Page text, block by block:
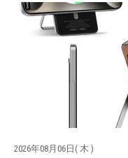
2026年08月06日( 木 )